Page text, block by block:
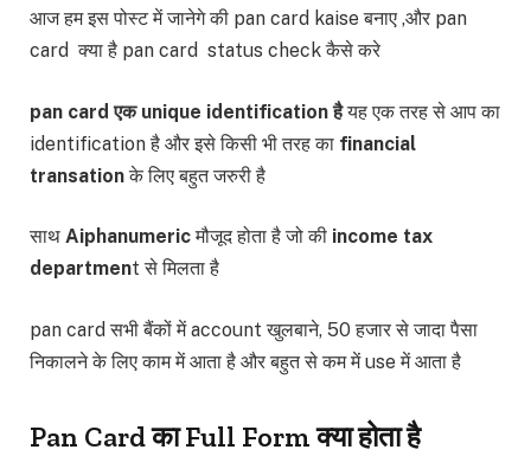
आज हम इस पोस्ट में जानेगे की pan card kaise बनाए ,और pan
card क्या है pan card status check कैसे करे
pan card एक unique identification हैयह एक तरह से आप का
identification है और इसे किसी भी तरह का financial
transationके लिए बहुत जरुरी है
साथ Aiphanumericमौजूद होता है जो की income tax
department से मिलता है
pan card सभी बैंकों में account खुलबाने, 50 हजार से जादा पैसा
निकालने के लिए काम में आता है और बहुत से कम में use में आता है
Pan Card का Full Form क्या होता है